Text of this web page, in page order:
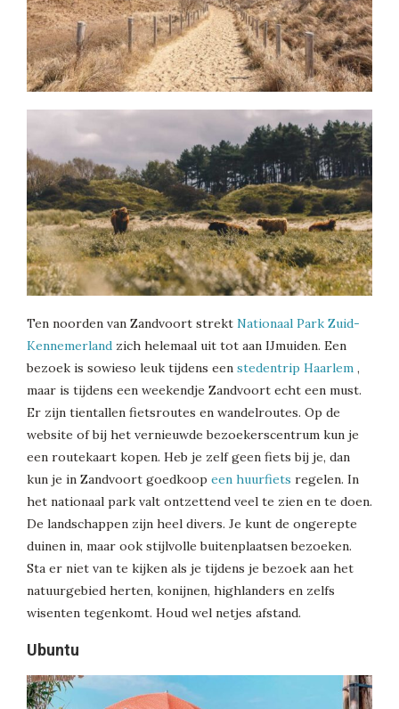
Ten noorden van Zandvoort strekt Nationaal Park Zuid-
Kennemerland zich helemaal uit tot aan IJmuiden. Een
bezoek is sowieso leuk tijdens een stedentrip Haarlem ,
maar is tijdens een weekendje Zandvoort echt een must.
Er zijn tientallen fietsroutes en wandelroutes. Op de
website of bij het vernieuwde bezoekerscentrum kun je
een routekaart kopen. Heb je zelf geen fiets bij je, dan
kun je in Zandvoort goedkoop een huurfiets regelen. In
het nationaal park valt ontzettend veel te zien en te doen.
De landschappen zijn heel divers. Je kunt de ongerepte
duinen in, maar ook stijlvolle buitenplaatsen bezoeken.
Sta er niet van te kijken als je tijdens je bezoek aan het
natuurgebied herten, konijnen, highlanders en zelfs
wisenten tegenkomt. Houd wel netjes afstand.
Ubuntu